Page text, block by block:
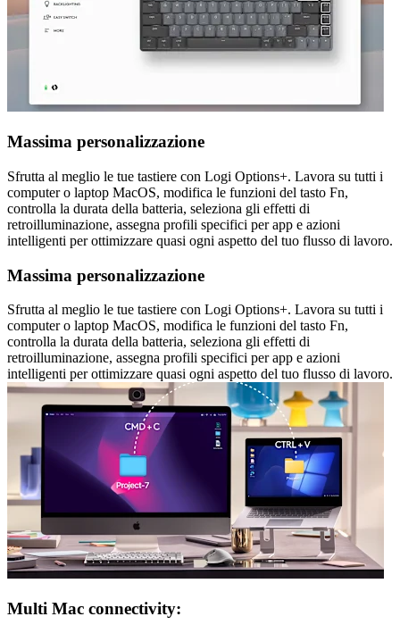
Massima personalizzazione
Sfrutta al meglio le tue tastiere con Logi Options+. Lavora su tutti i
computer o laptop MacOS, modifica le funzioni del tasto Fn,
controlla la durata della batteria, seleziona gli effetti di
retroilluminazione, assegna profili specifici per app e azioni
intelligenti per ottimizzare quasi ogni aspetto del tuo flusso di lavoro.
Massima personalizzazione
Sfrutta al meglio le tue tastiere con Logi Options+. Lavora su tutti i
computer o laptop MacOS, modifica le funzioni del tasto Fn,
controlla la durata della batteria, seleziona gli effetti di
retroilluminazione, assegna profili specifici per app e azioni
intelligenti per ottimizzare quasi ogni aspetto del tuo flusso di lavoro.
Multi Mac connectivity: